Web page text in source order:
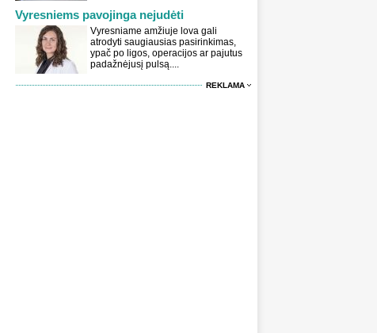
Vyresniems pavojinga nejudėti
Vyresniame amžiuje lova gali
atrodyti saugiausias pasirinkimas,
ypač po ligos, operacijos ar pajutus
padažnėjusį pulsą....
REKLAMA